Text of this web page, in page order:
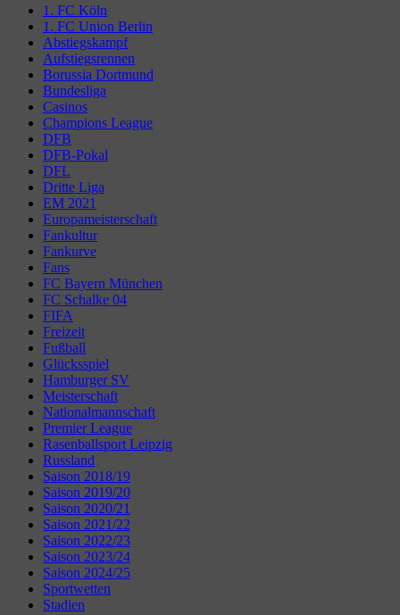
1. FC Köln
1. FC Union Berlin
Abstiegskampf
Aufstiegsrennen
Borussia Dortmund
Bundesliga
Casinos
Champions League
DFB
DFB-Pokal
DFL
Dritte Liga
EM 2021
Europameisterschaft
Fankultur
Fankurve
Fans
FC Bayern München
FC Schalke 04
FIFA
Freizeit
Fußball
Glücksspiel
Hamburger SV
Meisterschaft
Nationalmannschaft
Premier League
Rasenballsport Leipzig
Russland
Saison 2018/19
Saison 2019/20
Saison 2020/21
Saison 2021/22
Saison 2022/23
Saison 2023/24
Saison 2024/25
Sportwetten
Stadien